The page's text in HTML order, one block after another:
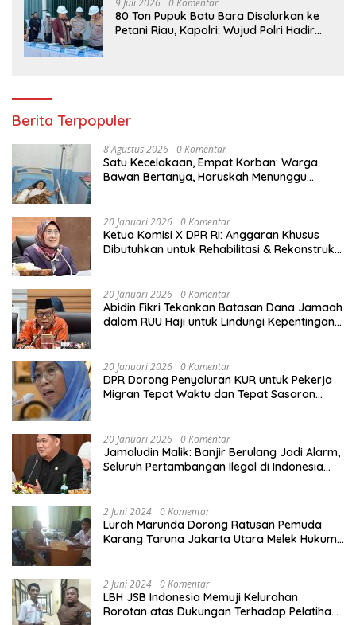
9 Juli 2026 0 Komentar
80 Ton Pupuk Batu Bara Disalurkan ke
Petani Riau, Kapolri: Wujud Polri Hadir
Berita Terpopuler
8 Agustus 2026 0 Komentar
Satu Kecelakaan, Empat Korban: Warga
Bawan Bertanya, Haruskah Menunggu
20 Januari 2026 0 Komentar
Ketua Komisi X DPR RI: Anggaran Khusus
Dibutuhkan untuk Rehabilitasi & Rekonstruksi
20 Januari 2026 0 Komentar
Abidin Fikri Tekankan Batasan Dana Jamaah
dalam RUU Haji untuk Lindungi Kepentingan
20 Januari 2026 0 Komentar
DPR Dorong Penyaluran KUR untuk Pekerja
Migran Tepat Waktu dan Tepat Sasaran
20 Januari 2026 0 Komentar
Jamaludin Malik: Banjir Berulang Jadi Alarm,
Seluruh Pertambangan Ilegal di Indonesia
2 Juni 2024 0 Komentar
Lurah Marunda Dorong Ratusan Pemuda
Karang Taruna Jakarta Utara Melek Hukum
2 Juni 2024 0 Komentar
LBH JSB Indonesia Memuji Kelurahan
Rorotan atas Dukungan Terhadap Pelatihan